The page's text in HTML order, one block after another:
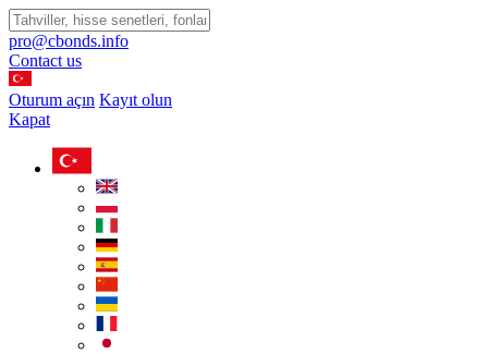
pro@cbonds.info
Contact us
Oturum açın Kayıt olun
Kapat